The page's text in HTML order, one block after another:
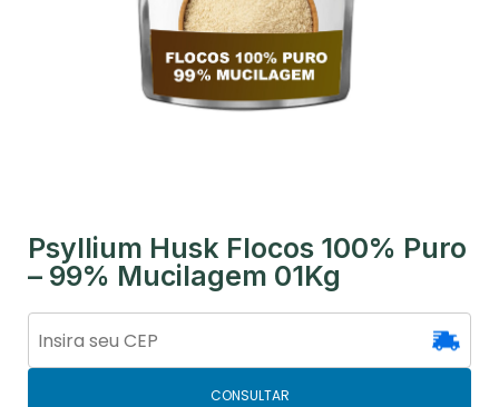
Psyllium Husk Flocos 100% Puro
– 99% Mucilagem 01Kg
CONSULTAR